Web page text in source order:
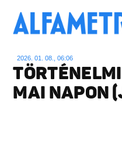
2026. 01. 08., 06:06
MAI NAPON